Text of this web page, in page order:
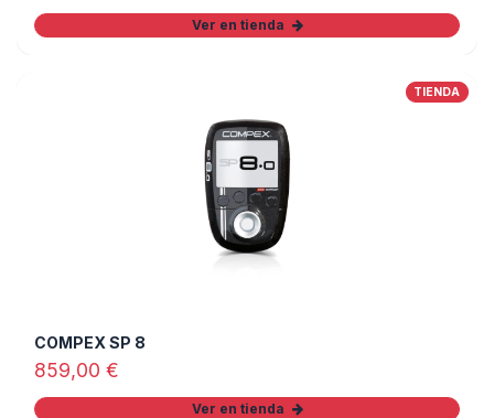
Ver en tienda
TIENDA
COMPEX SP 8
859,00 €
Ver en tienda